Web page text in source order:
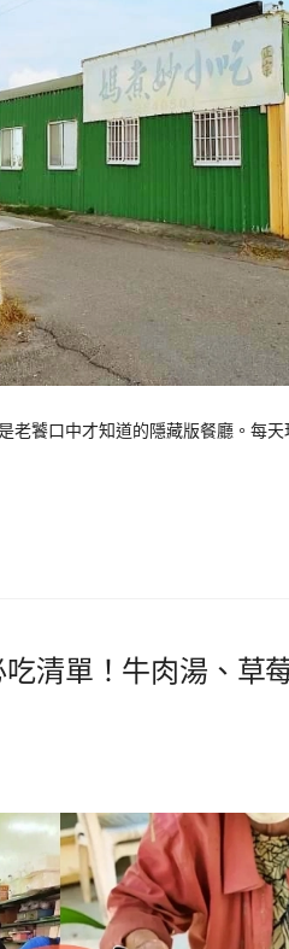
老饕口中才知道的隱藏版餐廳。每
吃清單！牛肉湯、草